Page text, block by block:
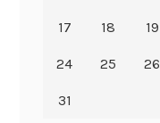
17 18 19
24 25 26
31